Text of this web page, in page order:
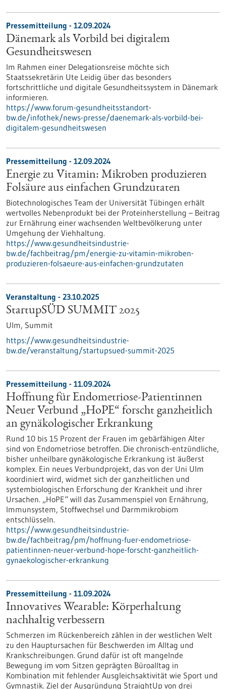
Pressemitteilung - 12.09.2024
Dänemark als Vorbild bei digitalem
Gesundheitswesen
Im Rahmen einer Delegationsreise möchte sich
Staatssekretärin Ute Leidig über das besonders
fortschrittliche und digitale Gesundheitssystem in Dänemark
informieren.
https://www.forum-gesundheitsstandort-
bw.de/infothek/news-presse/daenemark-als-vorbild-bei-
digitalem-gesundheitswesen
Pressemitteilung - 12.09.2024
Energie zu Vitamin: Mikroben produzieren
Folsäure aus einfachen Grundzutaten
Biotechnologisches Team der Universität Tübingen erhält
wertvolles Nebenprodukt bei der Proteinherstellung – Beitrag
zur Ernährung einer wachsenden Weltbevölkerung unter
Umgehung der Viehhaltung.
https://www.gesundheitsindustrie-
bw.de/fachbeitrag/pm/energie-zu-vitamin-mikroben-
produzieren-folsaeure-aus-einfachen-grundzutaten
Veranstaltung - 23.10.2025
StartupSÜD SUMMIT 2025
Ulm, Summit
https://www.gesundheitsindustrie-
bw.de/veranstaltung/startupsued-summit-2025
Pressemitteilung - 11.09.2024
Hoffnung für Endometriose-Patientinnen
Neuer Verbund „HoPE“ forscht ganzheitlich
an gynäkologischer Erkrankung
Rund 10 bis 15 Prozent der Frauen im gebärfähigen Alter
sind von Endometriose betroffen. Die chronisch-entzündliche,
bisher unheilbare gynäkologische Erkrankung ist äußerst
komplex. Ein neues Verbundprojekt, das von der Uni Ulm
koordiniert wird, widmet sich der ganzheitlichen und
systembiologischen Erforschung der Krankheit und ihrer
Ursachen. „HoPE“ will das Zusammenspiel von Ernährung,
Immunsystem, Stoffwechsel und Darmmikrobiom
entschlüsseln.
https://www.gesundheitsindustrie-
bw.de/fachbeitrag/pm/hoffnung-fuer-endometriose-
patientinnen-neuer-verbund-hope-forscht-ganzheitlich-
gynaekologischer-erkrankung
Pressemitteilung - 11.09.2024
Innovatives Wearable: Körperhaltung
nachhaltig verbessern
Schmerzen im Rückenbereich zählen in der westlichen Welt
zu den Hauptursachen für Beschwerden im Alltag und
Krankschreibungen. Grund dafür ist oft mangelnde
Bewegung im vom Sitzen geprägten Büroalltag in
Kombination mit fehlender Ausgleichsaktivität wie Sport und
Gymnastik. Ziel der Ausgründung StraightUp von drei